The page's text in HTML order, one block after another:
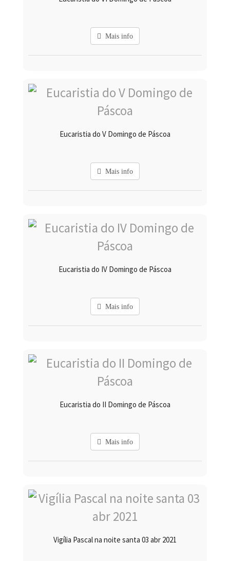
Mais info
Eucaristia do V Domingo de Páscoa
Mais info
Eucaristia do IV Domingo de Páscoa
Mais info
Eucaristia do II Domingo de Páscoa
Mais info
Vigília Pascal na noite santa 03 abr 2021